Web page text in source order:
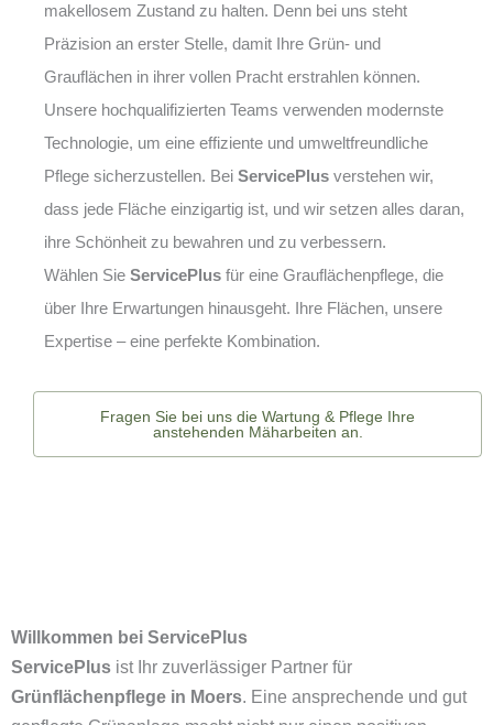
makellosem Zustand zu halten. Denn bei uns steht
Präzision an erster Stelle, damit Ihre Grün- und
Grauflächen in ihrer vollen Pracht erstrahlen können.
Unsere hochqualifizierten Teams verwenden modernste
Technologie, um eine effiziente und umweltfreundliche
Pflege sicherzustellen. Bei ServicePlus verstehen wir,
dass jede Fläche einzigartig ist, und wir setzen alles daran,
ihre Schönheit zu bewahren und zu verbessern.
Wählen Sie ServicePlus für eine Grauflächenpflege, die
über Ihre Erwartungen hinausgeht. Ihre Flächen, unsere
Expertise – eine perfekte Kombination.
Fragen Sie bei uns die Wartung & Pflege Ihre
anstehenden Mäharbeiten an.
Willkommen bei ServicePlus
ServicePlus ist Ihr zuverlässiger Partner für
Grünflächenpflege in Moers. Eine ansprechende und gut